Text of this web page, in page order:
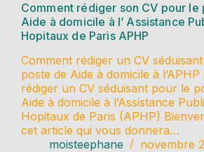
Comment rédiger son CV pour le
Aide à domicile à l’ Assistance
Hopitaux de Paris APHP
Comment rédiger un CV
poste de Aide à domicile à
rédiger un CV séduisant pour le
Aide à domicile à l’Assistance
Hopitaux de Paris (APHP)
cet article qui vous donnera…
moisteephane
novembre